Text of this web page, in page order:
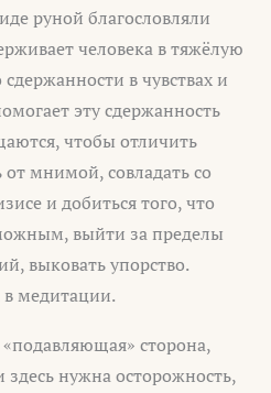
руной благословляли
человека в тяжёлую
в чувствах и
эту сдержанность
чтобы отличить
мнимой, совладать со
и добиться того, что
выйти за пределы
выковать упорство.
медитации.
«подавляющая» сторона,
нужна осторожность,